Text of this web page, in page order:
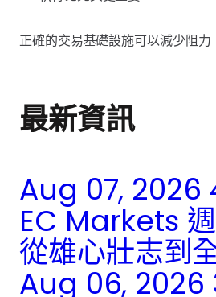
正確的交易基礎設施可以減少阻力
最新資訊
Aug 07, 2026
EC Markets 週
從雄心壯志到
Aug 06, 2026